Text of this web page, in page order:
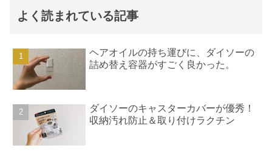
よく読まれている記事
ヘアオイルの持ち運びに、ダイソーの
詰め替え容器がすごく良かった。
ダイソーのキャスターカバーが優秀！
収納汚れ防止＆取り付けラクチン